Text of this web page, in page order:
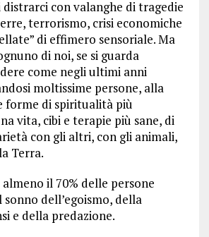
con valanghe di tragedie
terrorismo, crisi economiche
di effimero sensoriale. Ma
di noi, se si guarda
come negli ultimi anni
moltissime persone, alla
forme di spiritualità più
vita, cibi e terapie più sane, di
con gli altri, con gli animali,
Terra.
il 70% delle persone
dell’egoismo, della
e della predazione.